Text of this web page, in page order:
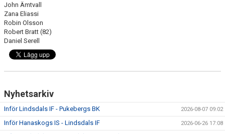
John Ämtvall
Zana Eliassi
Robin Olsson
Robert Bratt (82)
Daniel Serell
Nyhetsarkiv
Inför Lindsdals IF - Pukebergs BK 2026-08-07 09:02
Inför Hanaskogs IS - Lindsdals IF 2026-06-26 17:08